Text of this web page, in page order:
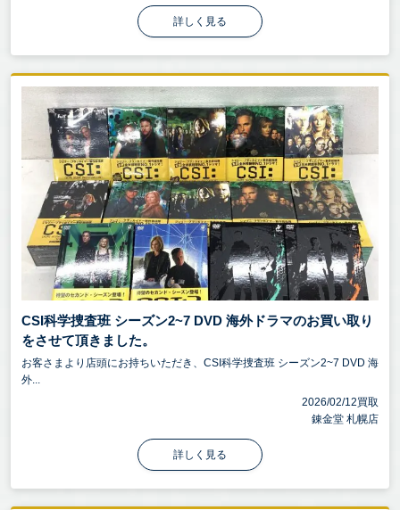
詳しく見る
CSI科学捜査班 シーズン2~7 DVD 海外ドラマのお買い取り
をさせて頂きました。
お客さまより店頭にお持ちいただき、CSI科学捜査班 シーズン2~7 DVD 海
外...
2026/02/12買取
錬金堂 札幌店
詳しく見る